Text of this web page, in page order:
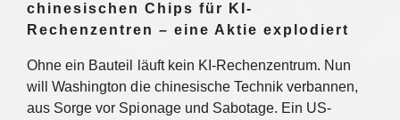
chinesischen Chips für KI-
Rechenzentren – eine Aktie explodiert
Ohne ein Bauteil läuft kein KI-Rechenzentrum. Nun
will Washington die chinesische Technik verbannen,
aus Sorge vor Spionage und Sabotage. Ein US-